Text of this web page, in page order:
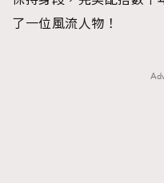
了一位風流人物！